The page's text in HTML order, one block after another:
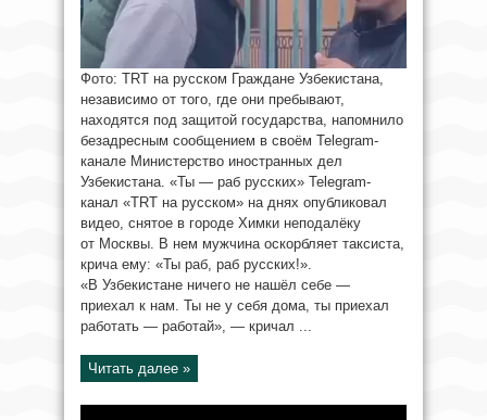
Фото: TRT на русском Граждане Узбекистана,
независимо от того, где они пребывают,
находятся под защитой государства, напомнило
безадресным сообщением в своём Telegram-
канале Министерство иностранных дел
Узбекистана. «Ты — раб русских» Telegram-
канал «TRT на русском» на днях опубликовал
видео, снятое в городе Химки неподалёку
от Москвы. В нем мужчина оскорбляет таксиста,
крича ему: «Ты раб, раб русских!».
«В Узбекистане ничего не нашёл себе —
приехал к нам. Ты не у себя дома, ты приехал
работать — работай», — кричал ...
Читать далее »